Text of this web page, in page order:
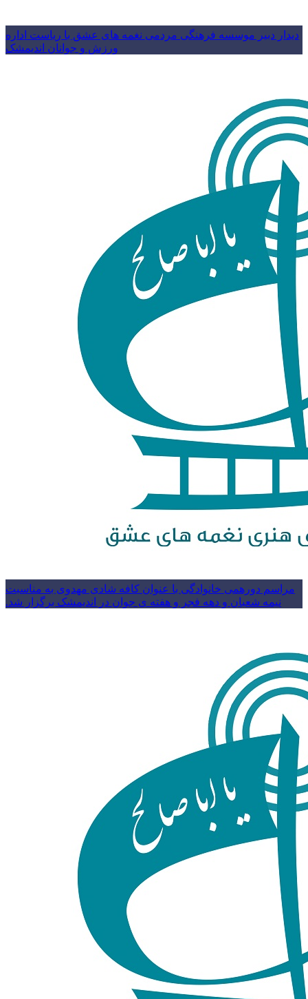
دیدار دبیر موسسه فرهنگی مردمی نغمه های عشق با ریاست اداره
ورزش و جوانان اندیمشک
مراسم دورهمی خانوادگی با عنوان کافه شادی مهدوی به مناسبت
نیمه شعبان و دهه فجر و هفته ی جوان در اندیمشک برگزار شد.